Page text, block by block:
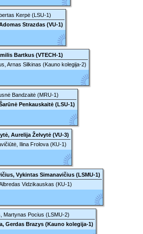
Kerpė (LSU-1)
Strazdas (VU-1)
Bartkus (VTECH-1)
Arnas Silkinas (Kauno kolegija-2)
Bandzaitė (MRU-1)
Penkauskaitė (LSU-1)
Aurelija Želvytė (VU-3)
Ilina Frolova (KU-1)
Vykintas Simanavičius (LSMU-1)
Vidzikauskas (KU-1)
Martynas Pocius (LSMU-2)
Gerdas Brazys (Kauno kolegija-1)